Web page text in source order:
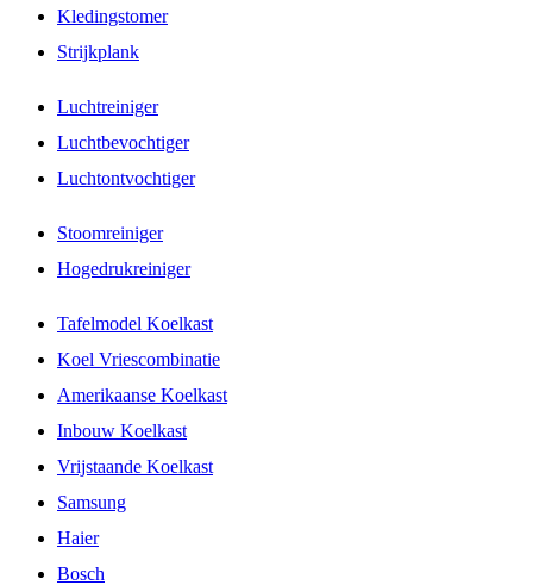
Kledingstomer
Strijkplank
Luchtreiniger
Luchtbevochtiger
Luchtontvochtiger
Stoomreiniger
Hogedrukreiniger
Tafelmodel Koelkast
Koel Vriescombinatie
Amerikaanse Koelkast
Inbouw Koelkast
Vrijstaande Koelkast
Samsung
Haier
Bosch